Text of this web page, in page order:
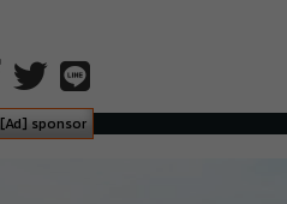
sponsor